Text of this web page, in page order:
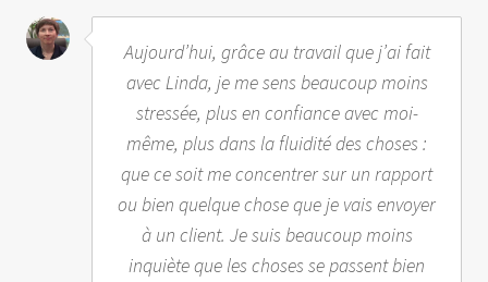
Aujourd’hui, grâce au travail que j’ai fait
avec Linda, je me sens beaucoup moins
stressée, plus en confiance avec moi-
même, plus dans la fluidité des choses :
que ce soit me concentrer sur un rapport
ou bien quelque chose que je vais envoyer
à un client. Je suis beaucoup moins
inquiète que les choses se passent bien